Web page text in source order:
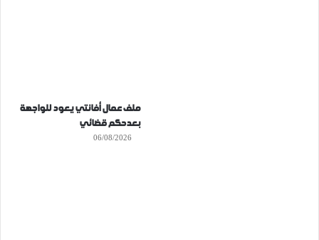
ملف عمال أفانتي يعود للواجهة
بعدحكم قضائي
06/08/2026